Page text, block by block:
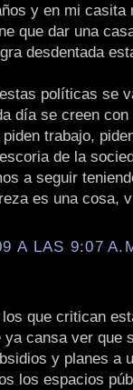
y en mi casita
que dar una
desdentada
políticas se
día se creen con
trabajo,
de la
a seguir
es una cosa,
A LAS 9:07
que critican
cansa ver que
y planes a
los espacios